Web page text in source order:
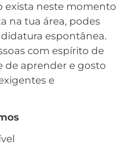
exista neste momento
na tua área, podes
espontânea.
com espírito de
de aprender e gosto
e